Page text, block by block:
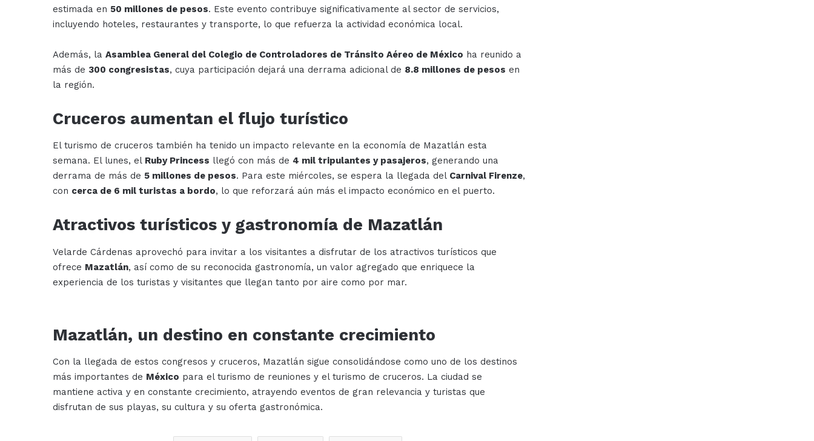
estimada en 50 millones de pesos. Este evento contribuye significativamente al sector de servicios,
incluyendo hoteles, restaurantes y transporte, lo que refuerza la actividad económica local.
Además, la Asamblea General del Colegio de Controladores de Tránsito Aéreo de México ha reunido a
más de 300 congresistas, cuya participación dejará una derrama adicional de 8.8 millones de pesos en
la región.
Cruceros aumentan el flujo turístico
El turismo de cruceros también ha tenido un impacto relevante en la economía de Mazatlán esta
semana. El lunes, el Ruby Princess llegó con más de 4 mil tripulantes y pasajeros, generando una
derrama de más de 5 millones de pesos. Para este miércoles, se espera la llegada del Carnival Firenze,
con cerca de 6 mil turistas a bordo, lo que reforzará aún más el impacto económico en el puerto.
Atractivos turísticos y gastronomía de Mazatlán
Velarde Cárdenas aprovechó para invitar a los visitantes a disfrutar de los atractivos turísticos que
ofrece Mazatlán, así como de su reconocida gastronomía, un valor agregado que enriquece la
experiencia de los turistas y visitantes que llegan tanto por aire como por mar.
Mazatlán, un destino en constante crecimiento
Con la llegada de estos congresos y cruceros, Mazatlán sigue consolidándose como uno de los destinos
más importantes de México para el turismo de reuniones y el turismo de cruceros. La ciudad se
mantiene activa y en constante crecimiento, atrayendo eventos de gran relevancia y turistas que
disfrutan de sus playas, su cultura y su oferta gastronómica.